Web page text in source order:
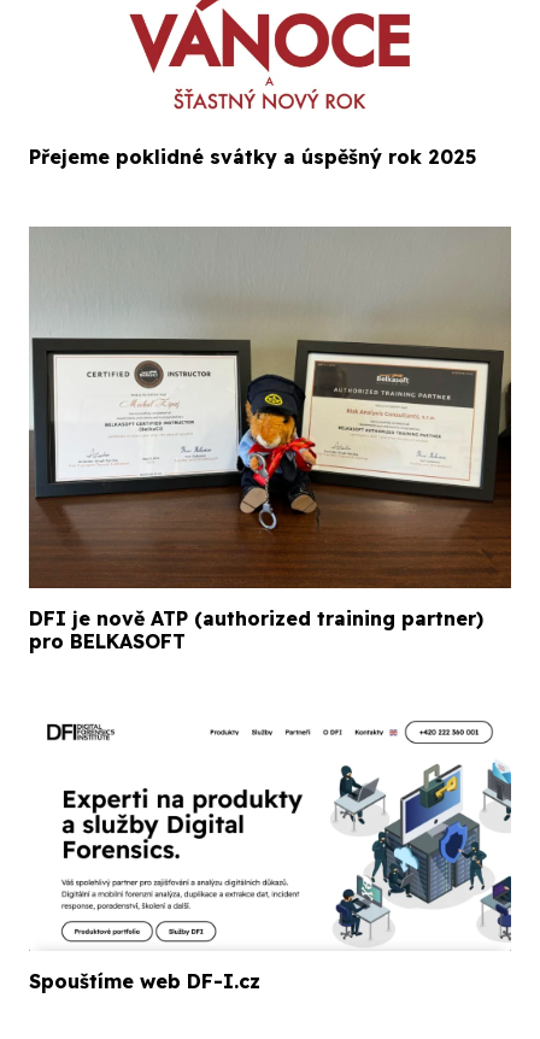
Přejeme poklidné svátky a úspěšný rok 2025
DFI je nově ATP (authorized training partner)
pro BELKASOFT
Spouštíme web DF-I.cz